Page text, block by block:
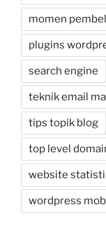
momen
plugins
search engine
teknik email
tips topik blog
top level
website
wordpress